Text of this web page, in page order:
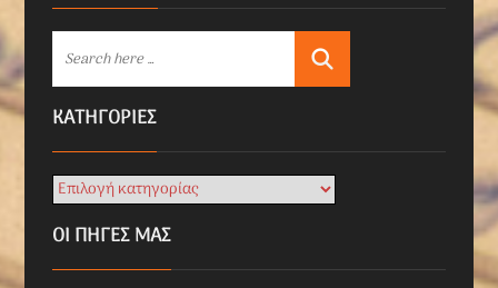
KΑΤΗΓΟΡΊΕΣ
ΟΙ ΠΗΓΕΣ ΜΑΣ